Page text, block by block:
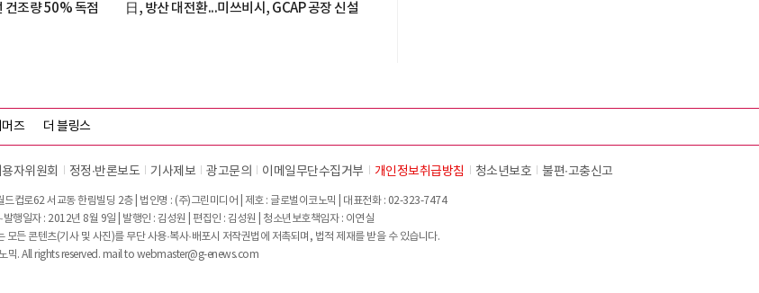
건조량 50% 독점 日, 방산 대전환...미쓰비시, GCAP 공장 신설
즈 더 블링스
용자위원회 정정∙반론보도 기사제보 광고문의 이메일무단수집거부 개인정보취급방침 청소년보호 불편∙고충신고
컵로62 서교동 한림빌딩 2층 | 법인명 : (주)그린미디어 | 제호 : 글로벌이코노믹 | 대표전화 : 02-323-7474
행일자 : 2012년 8월 9일 | 발행인 : 김성원 | 편집인 : 김성원 | 청소년보호책임자 : 이연실
모든 콘텐츠(기사 및 사진)를 무단 사용·복사·배포시 저작권법에 저촉되며, 법적 제재를 받을 수 있습니다.
믹. All rights reserved. mail to webmaster@g-enews.com